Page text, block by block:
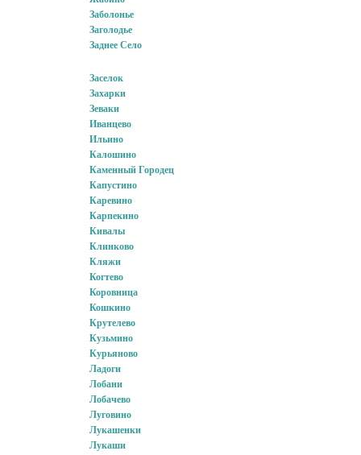
Заболонье
Заголодье
Заднее Село
Заселок
Захарки
Зеваки
Иванцево
Ильино
Калошино
Каменный Городец
Капустино
Каревино
Карпекино
Кивалы
Клинково
Кляжи
Когтево
Коровница
Кошкино
Крутелево
Кузьмино
Курьяново
Ладоги
Лобани
Лобачево
Луговино
Лукашенки
Лукаши